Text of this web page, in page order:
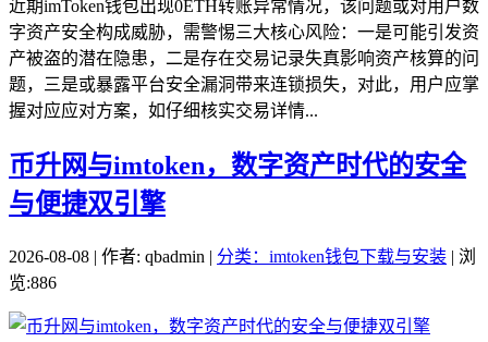
近期imToken钱包出现0ETH转账异常情况，该问题或对用户数
字资产安全构成威胁，需警惕三大核心风险：一是可能引发资
产被盗的潜在隐患，二是存在交易记录失真影响资产核算的问
题，三是或暴露平台安全漏洞带来连锁损失，对此，用户应掌
握对应应对方案，如仔细核实交易详情...
币升网与imtoken，数字资产时代的安全
与便捷双引擎
2026-08-08 | 作者: qbadmin | 分类：imtoken钱包下载与安装 | 浏
览:886